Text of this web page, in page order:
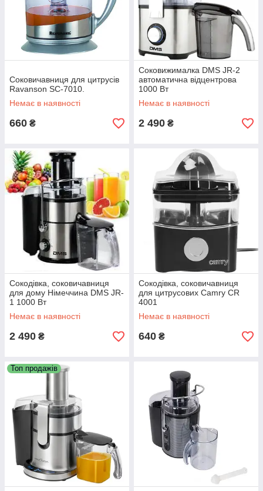
Соковичавниця для цитрусів
Ravanson SC-7010.
Немає в наявності
660 ₴
Соковижималка DMS JR-2
автоматична відцентрова
1000 Вт
Немає в наявності
2 490 ₴
Сокодівка, соковичавниця
для дому Німеччина DMS JR-
1 1000 Вт
Немає в наявності
2 490 ₴
Сокодівка, соковичавниця
для цитрусових Camry CR
4001
Немає в наявності
640 ₴
Топ продажів